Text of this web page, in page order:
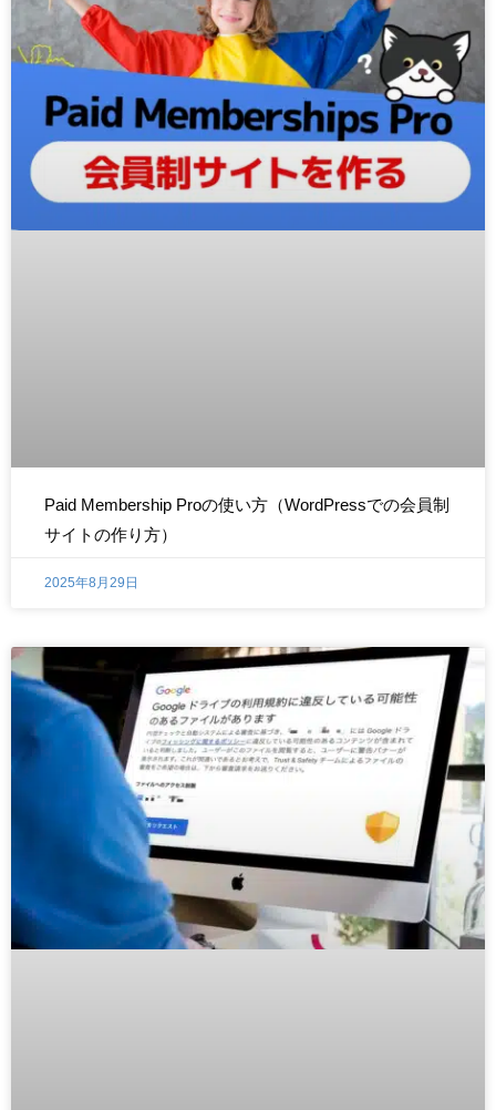
Paid Membership Proの使い方（WordPressでの会員制
サイトの作り方）
2025年8月29日